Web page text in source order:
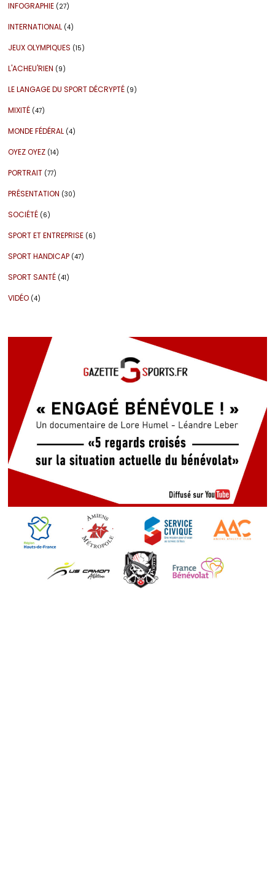
INFOGRAPHIE (27)
INTERNATIONAL (4)
JEUX OLYMPIQUES (15)
L'ACHEU'RIEN (9)
LE LANGAGE DU SPORT DÉCRYPTÉ (9)
MIXITÉ (47)
MONDE FÉDÉRAL (4)
OYEZ OYEZ (14)
PORTRAIT (77)
PRÉSENTATION (30)
SOCIÉTÉ (6)
SPORT ET ENTREPRISE (6)
SPORT HANDICAP (47)
SPORT SANTÉ (41)
VIDÉO (4)